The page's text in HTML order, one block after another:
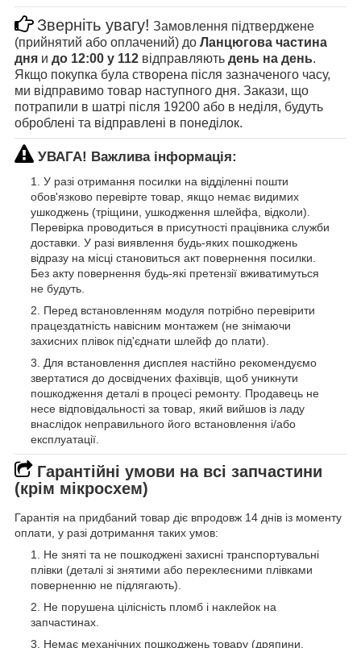
Зверніть увагу! Замовлення підтверджене
(прийнятий або оплачений) до Ланцюгова частина
дня и до 12:00 у 112 відправляють день на день.
Якщо покупка була створена після зазначеного часу,
ми відправимо товар наступного дня. Закази, що
потрапили в шатрі після 19200 або в неділя, будуть
оброблені та відправлені в понеділок.
УВАГА! Важлива інформація:
У разі отримання посилки на відділенні пошти
обов'язково перевірте товар, якщо немає видимих
ушкоджень (тріщини, ушкодження шлейфа, відколи).
Перевірка проводиться в присутності працівника служби
доставки. У разі виявлення будь-яких пошкоджень
відразу на місці становиться акт повернення посилки.
Без акту повернення будь-які претензії вживатимуться
не будуть.
Перед встановленням модуля потрібно перевірити
працездатність навісним монтажем (не знімаючи
захисних плівок під'єднати шлейф до плати).
Для встановлення дисплея настійно рекомендуємо
звертатися до досвідчених фахівців, щоб уникнути
пошкодження деталі в процесі ремонту. Продавець не
несе відповідальності за товар, який вийшов із ладу
внаслідок неправильного його встановлення і/або
експлуатації.
Гарантійні умови на всі запчастини
(крім мікросхем)
Гарантія на придбаний товар діє впродовж 14 днів із моменту
оплати, у разі дотримання таких умов:
Не зняті та не пошкоджені захисні транспортувальні
плівки (деталі зі знятими або переклеєними плівками
поверненню не підлягають).
Не порушена цілісність пломб і наклейок на
запчастинах.
Немає механічних пошкоджень товару (дряпини,